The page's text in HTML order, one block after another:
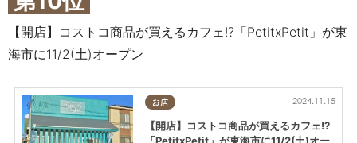
【開店】コストコ商品が買えるカフェ!?「PetitxPetit」が東
海市に11/2(土)オープン
お店 2024.11.15
【開店】コストコ商品が買えるカフェ!?
「PetitxPetit」が東海市に11/2(土)オー